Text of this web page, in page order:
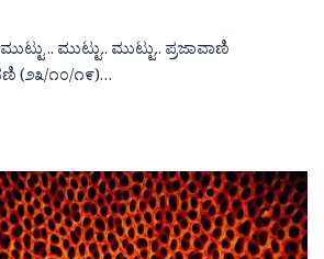
.. ಮುಟ್ಟು.. ಮುಟ್ಟು.. ಪ್ರಜಾವಾಣಿ
(೨೩/೧೦/೧೯)…